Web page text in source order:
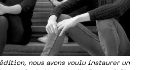
nous avons voulu instaurer un